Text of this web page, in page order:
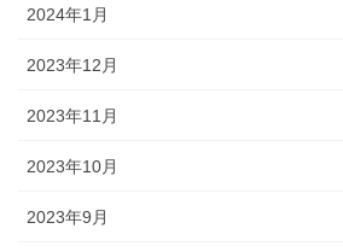
2024年1月
2023年12月
2023年11月
2023年10月
2023年9月